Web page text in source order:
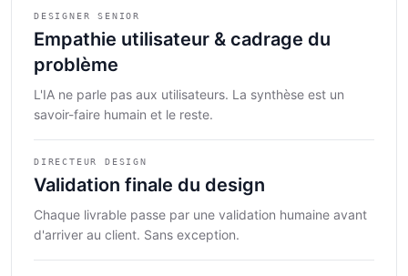
DESIGNER SENIOR
Empathie utilisateur & cadrage du
problème
L'IA ne parle pas aux utilisateurs. La synthèse est un
savoir-faire humain et le reste.
DIRECTEUR DESIGN
Validation finale du design
Chaque livrable passe par une validation humaine avant
d'arriver au client. Sans exception.